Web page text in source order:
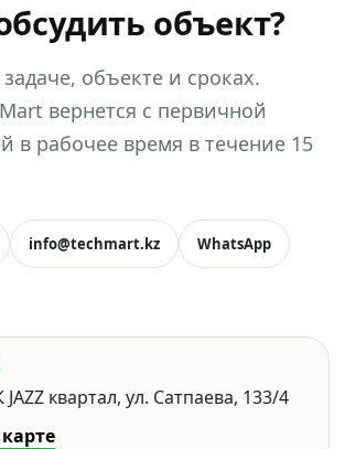
объект?
объекте и сроках.
вернется с первичной
в рабочее время в течение 15
info@techmart.kz WhatsApp
квартал, ул. Сатпаева, 133/4